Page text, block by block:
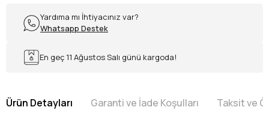
Yardıma mı İhtiyacınız var?
Whatsapp Destek
En geç 11 Ağustos Salı günü kargoda!
Ürün Detayları Garanti ve İade Koşulları Taksit ve